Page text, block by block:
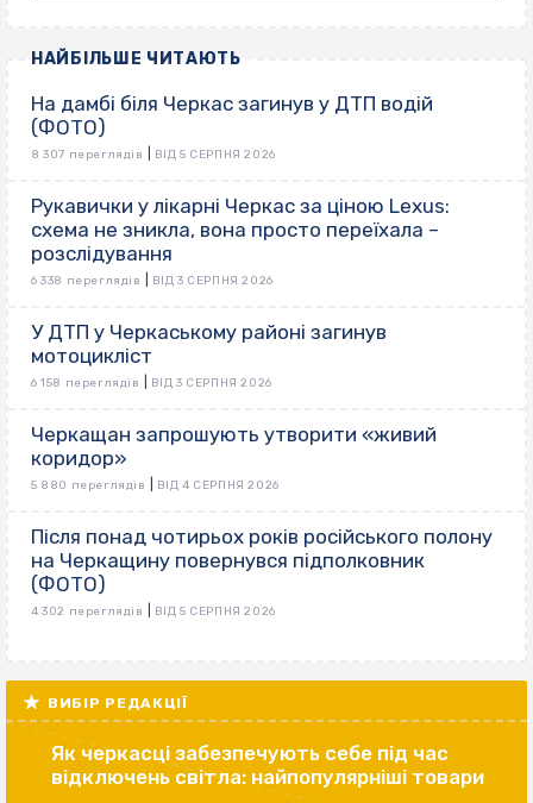
НАЙБІЛЬШЕ ЧИТАЮТЬ
На дамбі біля Черкас загинув у ДТП водій
(ФОТО)
8 307 переглядів ВІД 5 СЕРПНЯ 2026
Рукавички у лікарні Черкас за ціною Lexus:
схема не зникла, вона просто переїхала –
розслідування
6 338 переглядів ВІД 3 СЕРПНЯ 2026
У ДТП у Черкаському районі загинув
мотоцикліст
6 158 переглядів ВІД 3 СЕРПНЯ 2026
Черкащан запрошують утворити «живий
коридор»
5 880 переглядів ВІД 4 СЕРПНЯ 2026
Після понад чотирьох років російського полону
на Черкащину повернувся підполковник
(ФОТО)
4 302 переглядів ВІД 5 СЕРПНЯ 2026
ВИБІР РЕДАКЦІЇ
Як черкасці забезпечують себе під час
відключень світла: найпопулярніші товари